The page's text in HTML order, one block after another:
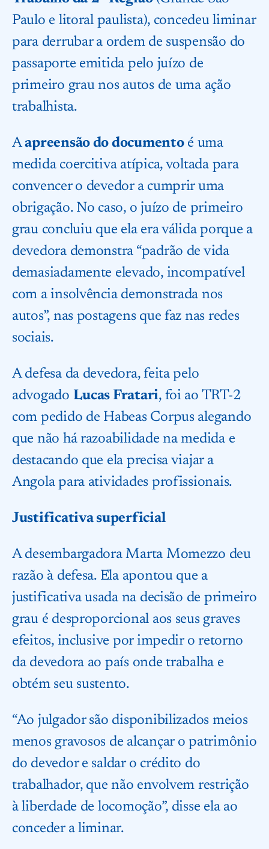
Paulo e litoral paulista), concedeu liminar
para derrubar a ordem de suspensão do
passaporte emitida pelo juízo de
primeiro grau nos autos de uma ação
trabalhista.
Aapreensão do documentoé uma
medida coercitiva atípica, voltada para
convencer o devedor a cumprir uma
obrigação. No caso, o juízo de primeiro
grau concluiu que ela era válida porque a
devedora demonstra “padrão de vida
demasiadamente elevado, incompatível
com a insolvência demonstrada nos
autos”, nas postagens que faz nas redes
sociais.
A defesa da devedora, feita pelo
advogado Lucas Fratari, foi ao TRT-2
com pedido de Habeas Corpus alegando
que não há razoabilidade na medida e
destacando que ela precisa viajar a
Angola para atividades profissionais.
Justificativa superficial
A desembargadora Marta Momezzo deu
razão à defesa. Ela apontou que a
justificativa usada na decisão de primeiro
grau é desproporcional aos seus graves
efeitos, inclusive por impedir o retorno
da devedora ao país onde trabalha e
obtém seu sustento.
“Ao julgador são disponibilizados meios
menos gravosos de alcançar o patrimônio
do devedor e saldar o crédito do
trabalhador, que não envolvem restrição
à liberdade de locomoção”, disse ela ao
conceder a liminar.